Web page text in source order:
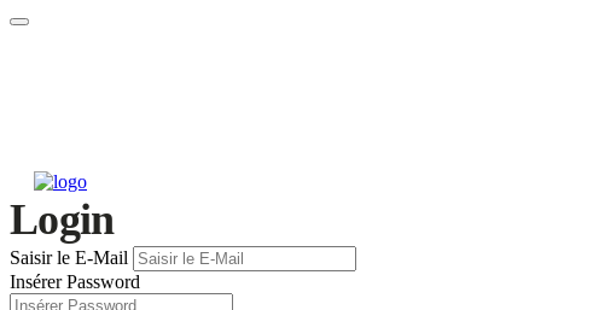
Login
Saisir le E-Mail
Insérer Password